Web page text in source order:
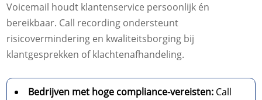
Voicemail houdt klantenservice persoonlijk én
bereikbaar. Call recording ondersteunt
risicovermindering en kwaliteitsborging bij
klantgesprekken of klachtenafhandeling.
Bedrijven met hoge compliance-vereisten: Call